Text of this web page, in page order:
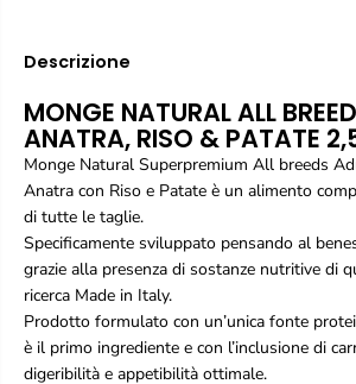
o
n
e
N
a
u
r
a
l
A
l
B
r
n
N
a
t
u
r
a
l
A
l
B
r
Descrizione
MONGE NATURAL ALL
ANATRA, RISO & PATATE
Monge Natural Superpremium All breeds
Anatra con Riso e Patate è un alimento
di tutte le taglie.
Specificamente sviluppato pensando al
grazie alla presenza di sostanze nutritive di
ricerca Made in Italy.
Prodotto formulato con un’unica fonte
è il primo ingrediente e con l’inclusione di
digeribilità e appetibilità ottimale.